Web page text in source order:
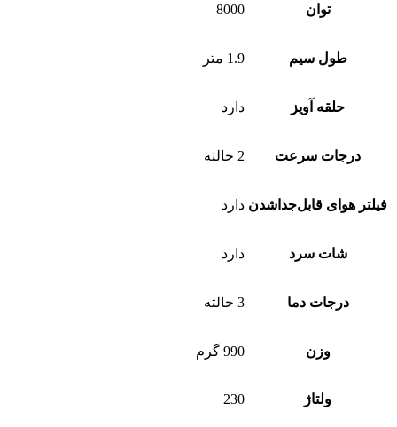
توان 8000
طول سیم 1.9 متر
حلقه آویز دارد
درجات سرعت 2 حالته
فیلتر هوای قابل‌جداشدن دارد
شات سرد دارد
درجات دما 3 حالته
وزن 990 گرم
ولتاژ 230